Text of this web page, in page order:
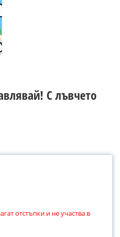
С лъвчето
отстъпки и не участва в